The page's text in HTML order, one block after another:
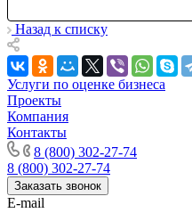
Назад к списку
Услуги по оценке бизнеса
Проекты
Компания
Контакты
8 (800) 302-27-74
8 (800) 302-27-74
Заказать звонок
E-mail
Каспийск
Кашира
Кемерово
Керчь
Кизляр
Кимры
Кингисепп
Кинель
Кинешма